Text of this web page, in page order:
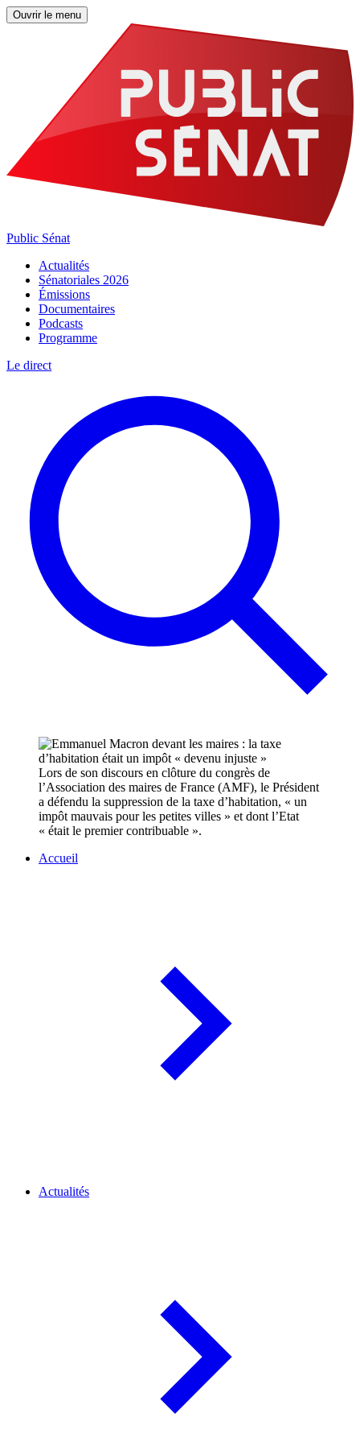
Ouvrir le menu
Public Sénat
Actualités
Sénatoriales 2026
Émissions
Documentaires
Podcasts
Programme
Le direct
Lors de son discours en clôture du congrès de
l’Association des maires de France (AMF), le Président
a défendu la suppression de la taxe d’habitation, « un
impôt mauvais pour les petites villes » et dont l’Etat
« était le premier contribuable ».
Accueil
Actualités